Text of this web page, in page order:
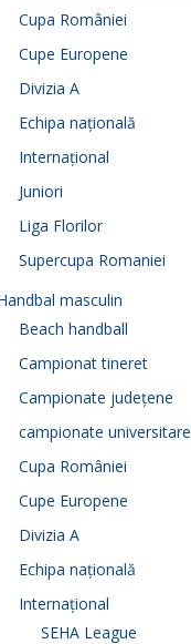
Cupa României
Cupe Europene
Divizia A
Echipa națională
Internațional
Juniori
Liga Florilor
Supercupa Romaniei
masculin
Beach handball
Campionat tineret
Campionate județene
campionate universitare
Cupa României
Cupe Europene
Divizia A
Echipa națională
Internațional
SEHA League